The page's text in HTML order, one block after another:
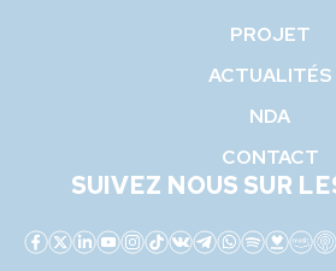
PROJET
ACTUALITÉS
NDA
CONTACT
SUIVEZ NOUS SUR